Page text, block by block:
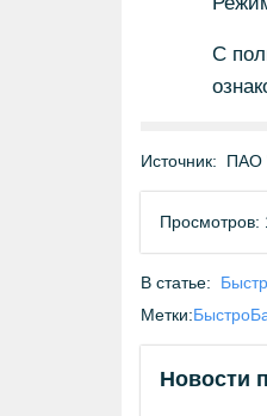
С
Источник: ПАО
Просмотров:
В статье:
Метки:
Новости